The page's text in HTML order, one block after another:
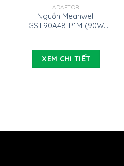
ADAPTOR
Nguồn Meanwell
GST90A48-P1M (90W
XEM CHI TIẾT